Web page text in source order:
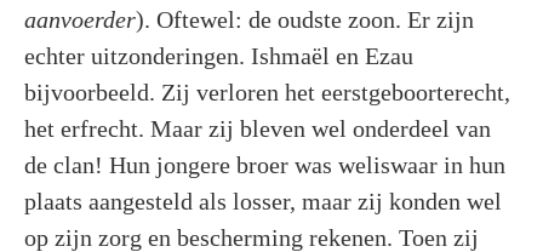
aanvoerder). Oftewel: de oudste zoon. Er zijn
echter uitzonderingen. Ishmaël en Ezau
bijvoorbeeld. Zij verloren het eerstgeboorterecht,
het erfrecht. Maar zij bleven wel onderdeel van
de clan! Hun jongere broer was weliswaar in hun
plaats aangesteld als losser, maar zij konden wel
op zijn zorg en bescherming rekenen. Toen zij